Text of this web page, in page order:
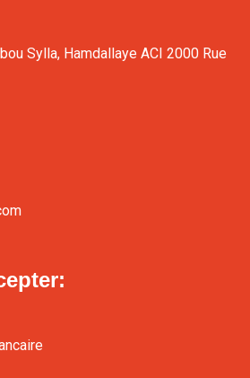
Sylla, Hamdallaye ACI 2000 Rue